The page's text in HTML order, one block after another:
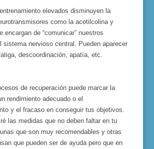
elevados disminuyen la
como la acetilcolina y
encargan de “comunicar” nuestros
sistema nervioso central. Pueden aparecer
descoordinación, apatía, etc.
de recuperación puede marcar la
rendimiento adecuado o el
y el fracaso en conseguir tus objetivos.
las medidas que no deben faltar en tu
que son muy recomendables y otras
que pueden ser de ayuda pero que en